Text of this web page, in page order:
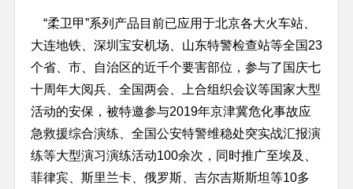
“柔卫甲”系列产品目前已应用于北京各大火车站、
大连地铁、深圳宝安机场、山东特警检查站等全国23
个省、市、自治区的近千个要害部位，参与了国庆七
十周年大阅兵、全国两会、上合组织会议等国家大型
活动的安保，被特邀参与2019年京津冀危化事故应
急救援综合演练、全国公安特警维稳处突实战汇报演
练等大型演习演练活动100余次，同时推广至埃及、
菲律宾、斯里兰卡、俄罗斯、吉尔吉斯斯坦等10多